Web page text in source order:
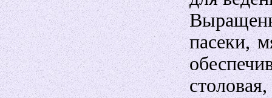
пасеки,